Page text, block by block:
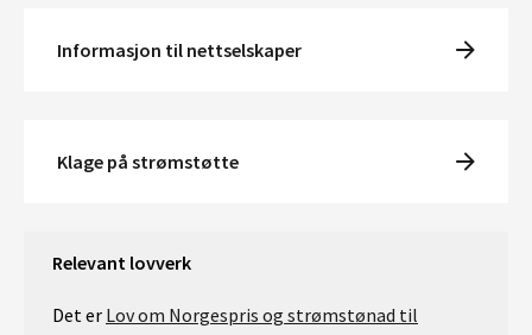
Informasjon til nettselskaper
Klage på strømstøtte
Relevant lovverk
Det er Lov om Norgespris og strømstønad til